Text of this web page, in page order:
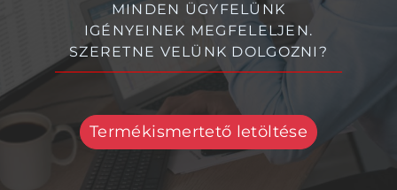
MINDEN ÜGYFELÜNK
IGÉNYEINEK MEGFELELJEN.
SZERETNE VELÜNK DOLGOZNI?
Termékismertető letöltése